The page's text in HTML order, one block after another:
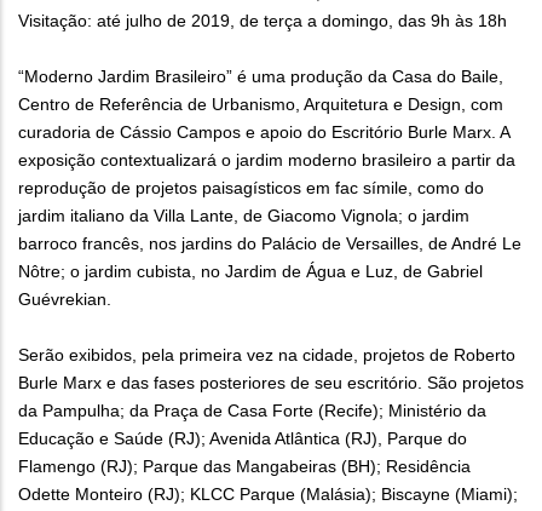
Visitação: até julho de 2019, de terça a domingo, das 9h às 18h
“Moderno Jardim Brasileiro” é uma produção da Casa do Baile,
Centro de Referência de Urbanismo, Arquitetura e Design, com
curadoria de Cássio Campos e apoio do Escritório Burle Marx. A
exposição contextualizará o jardim moderno brasileiro a partir da
reprodução de projetos paisagísticos em fac símile, como do
jardim italiano da Villa Lante, de Giacomo Vignola; o jardim
barroco francês, nos jardins do Palácio de Versailles, de André Le
Nôtre; o jardim cubista, no Jardim de Água e Luz, de Gabriel
Guévrekian.
Serão exibidos, pela primeira vez na cidade, projetos de Roberto
Burle Marx e das fases posteriores de seu escritório. São projetos
da Pampulha; da Praça de Casa Forte (Recife); Ministério da
Educação e Saúde (RJ); Avenida Atlântica (RJ), Parque do
Flamengo (RJ); Parque das Mangabeiras (BH); Residência
Odette Monteiro (RJ); KLCC Parque (Malásia); Biscayne (Miami);